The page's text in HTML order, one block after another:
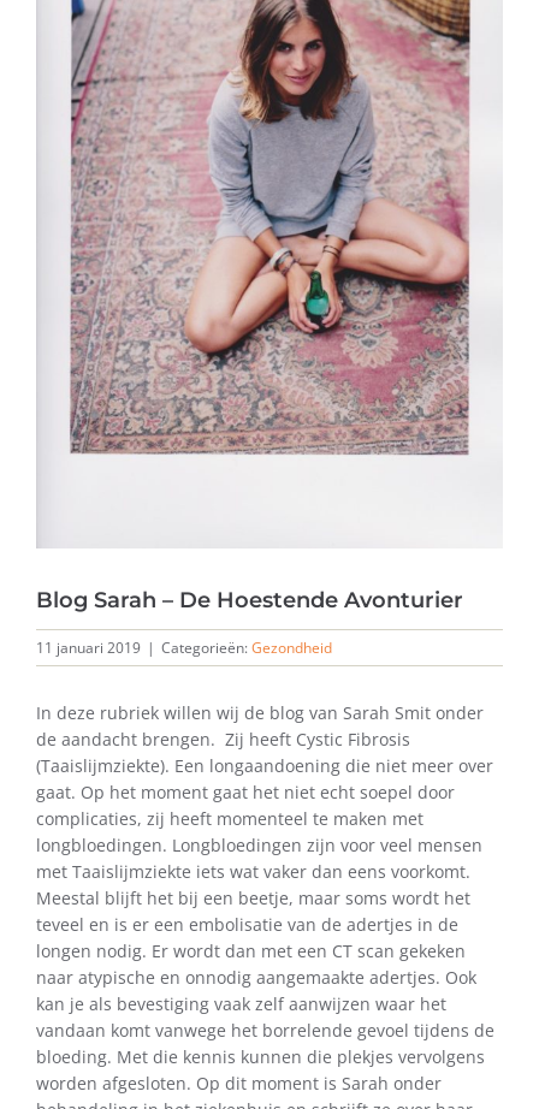
Blog Sarah – De Hoestende Avonturier
11 januari 2019 | Categorieën:Gezondheid
In deze rubriek willen wij de blog van Sarah Smit onder
de aandacht brengen. Zij heeft Cystic Fibrosis
(Taaislijmziekte). Een longaandoening die niet meer over
gaat. Op het moment gaat het niet echt soepel door
complicaties, zij heeft momenteel te maken met
longbloedingen. Longbloedingen zijn voor veel mensen
met Taaislijmziekte iets wat vaker dan eens voorkomt.
Meestal blijft het bij een beetje, maar soms wordt het
teveel en is er een embolisatie van de adertjes in de
longen nodig. Er wordt dan met een CT scan gekeken
naar atypische en onnodig aangemaakte adertjes. Ook
kan je als bevestiging vaak zelf aanwijzen waar het
vandaan komt vanwege het borrelende gevoel tijdens de
bloeding. Met die kennis kunnen die plekjes vervolgens
worden afgesloten. Op dit moment is Sarah onder